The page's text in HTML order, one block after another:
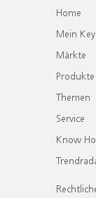
Home
Mein
Märkte
Produkte
Themen
Service
Know